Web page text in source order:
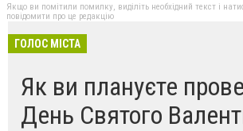
Якщо ви помітили помилку, виділіть необхідний текст і
повідомити про це редакцію
ГОЛОС МІСТА
Як ви плануєте
День Святого